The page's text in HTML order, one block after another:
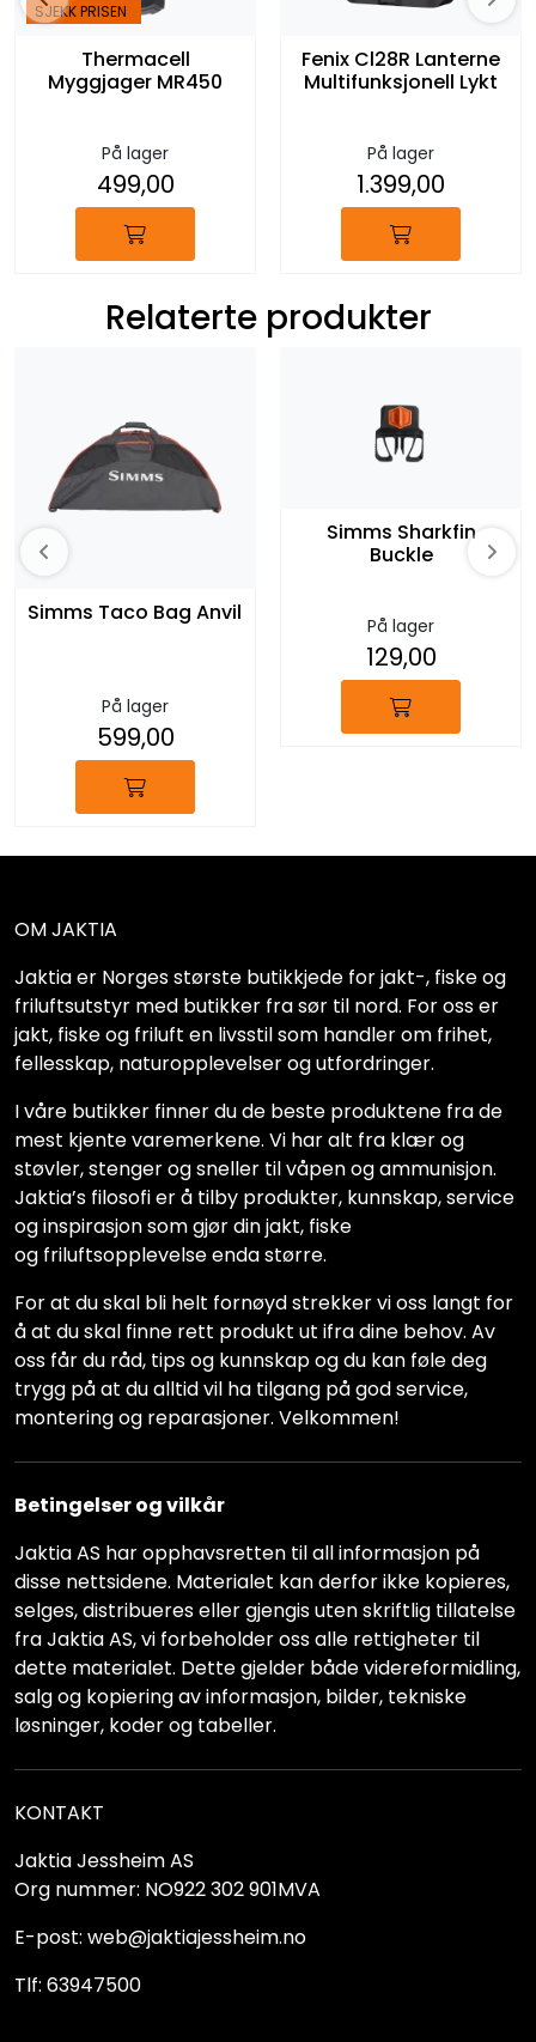
SJEKK PRISEN
Thermacell
Myggjager MR450
På lager
499,00
Fenix Cl28R Lanterne
Multifunksjonell Lykt
På lager
1.399,00
Relaterte produkter
Simms Taco Bag Anvil
På lager
599,00
Simms Sharkfin
Buckle
På lager
129,00
OM JAKTIA
Jaktia er Norges største butikkjede for jakt-, fiske og
friluftsutstyr med butikker fra sør til nord. For oss er
jakt, fiske og friluft en livsstil som handler om frihet,
fellesskap, naturopplevelser og utfordringer.
I våre butikker finner du de beste produktene fra de
mest kjente varemerkene. Vi har alt fra klær og
støvler, stenger og sneller til våpen og ammunisjon.
Jaktia’s filosofi er å tilby produkter, kunnskap, service
og inspirasjon som gjør din jakt, fiske
og friluftsopplevelse enda større.
For at du skal bli helt fornøyd strekker vi oss langt for
å at du skal finne rett produkt ut ifra dine behov. Av
oss får du råd, tips og kunnskap og du kan føle deg
trygg på at du alltid vil ha tilgang på god service,
montering og reparasjoner. Velkommen!
Betingelser og vilkår
Jaktia AS har opphavsretten til all informasjon på
disse nettsidene. Materialet kan derfor ikke kopieres,
selges, distribueres eller gjengis uten skriftlig tillatelse
fra Jaktia AS, vi forbeholder oss alle rettigheter til
dette materialet. Dette gjelder både videreformidling,
salg og kopiering av informasjon, bilder, tekniske
løsninger, koder og tabeller.
KONTAKT
Jaktia Jessheim AS
Org nummer: NO922 302 901MVA
E-post: web@jaktiajessheim.no
Tlf: 63947500